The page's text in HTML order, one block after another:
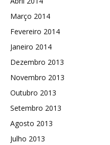
Março 2014
Fevereiro 2014
Janeiro 2014
Dezembro 2013
Novembro 2013
Outubro 2013
Setembro 2013
Agosto 2013
Julho 2013